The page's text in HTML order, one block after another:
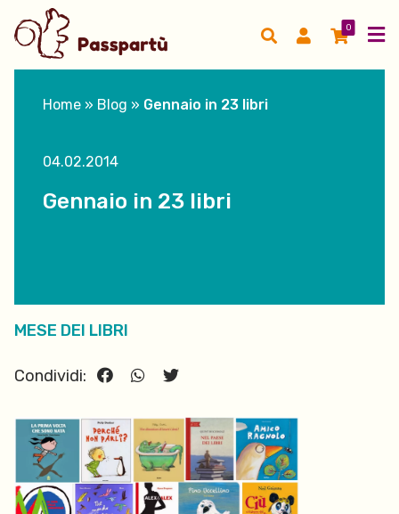
0
Home » Blog » Gennaio in 23 libri
04.02.2014
Gennaio in 23 libri
MESE DEI LIBRI
Condividi: